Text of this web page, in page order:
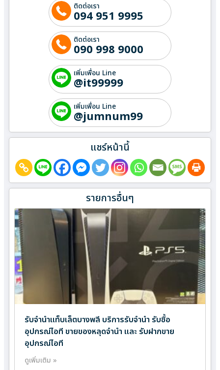
ติดต่อเรา
094 951 9995
ติดต่อเรา
090 998 9000
เพิ่มเพื่อน Line
@it99999
เพิ่มเพื่อน Line
@jumnum99
แชร์หน้านี้
รายการอื่นๆ
รับจำนำแท็บเล็ตบางพลี บริการรับจำนำ รับซื้อ
อุปกรณ์ไอที ขายของหลุดจำนำ และ รับฝากขาย
อุปกรณ์ไอที
ดูเพิ่มเติม »